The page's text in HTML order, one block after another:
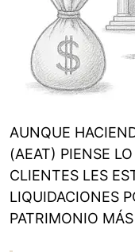
AUNQUE
(AEAT) PIENSE
CLIENTES LES
LIQUIDACIONES
PATRIMONIO